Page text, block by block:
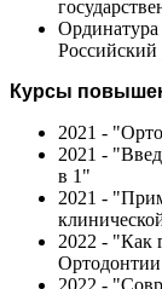
Российский
Курсы
2021 -
2021 -
в 1"
2021 -
2022 - "Как
2022 -